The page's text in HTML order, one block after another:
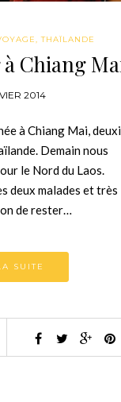
,THAÏLANDE
Chiang
2014
à Chiang Mai,
Demain nous
le Nord du Laos.
deux malades et très
de rester…
SUITE